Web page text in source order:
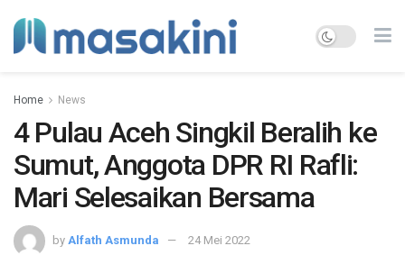
Home News
4 Pulau Aceh Singkil Beralih ke
Sumut, Anggota DPR RI Rafli:
Mari Selesaikan Bersama
by Alfath Asmunda 24 Mei 2022